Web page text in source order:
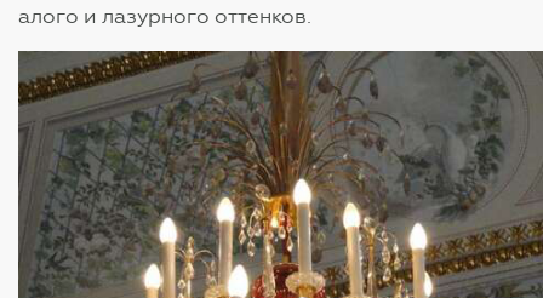
алого и лазурного оттенков.